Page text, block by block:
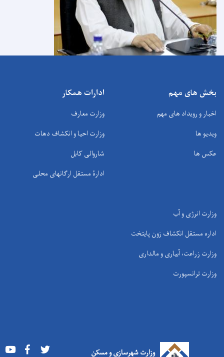
بخش های مهم
اخبار و رویداد های مهم
ویدیو ها
عکس ها
ادارات همکار
وزارت معارف
وزارت احیا و انکشاف دهات
شاروالی کابل
ادارۀ مستقل ارگانهای محلی
وزارت انرژی و آب
اداره مستقل انکشاف زون پایتخت
وزارت زراعت، آبیاری و مالداری
وزارت ترانسپورت
وزارت شهرسازی و مسکن Youtube Facebook